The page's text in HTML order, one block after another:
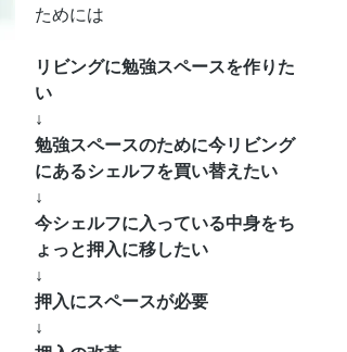
ためには
リビングに勉強スペースを作りた
い
↓
勉強スペースのために今リビング
にあるシェルフを買い替えたい
↓
今シェルフに入っている中身をち
ょっと押入に移したい
↓
押入にスペースが必要
↓